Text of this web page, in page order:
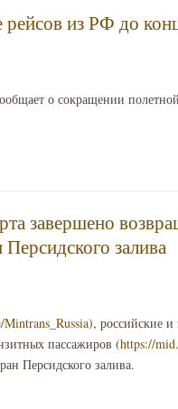
из РФ до
о сокращении
завершено
залива
), российские и
пассажиров (https://
Персидского залива.